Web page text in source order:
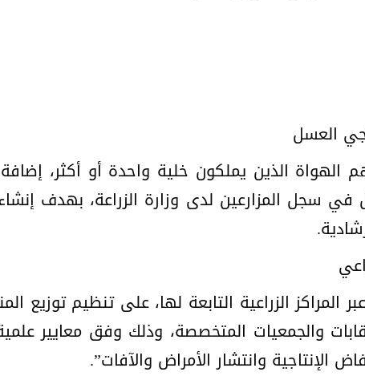
العسل
الهواة الذين يملكون خلية واحدة أو أكثر،
في سجل المزارعين لدى وزارة الزراعة، بهدف
المراكز الزراعية التابعة لها، على تنظيم توزيع
والجمعيات المتخصصة، وذلك وفق معايير
الإنتاجية وانتشار الأمراض والآفات”.